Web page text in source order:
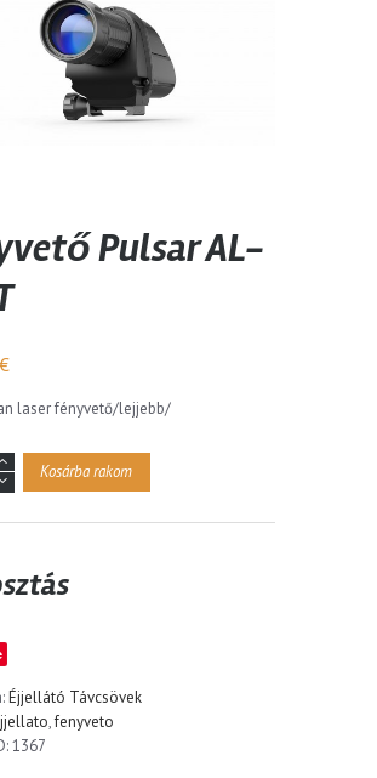
Pulsar AL-
€
laser fényvető/lejjebb/
Kosárba rakom
Éjjellátó Távcsövek
,fenyveto
1367